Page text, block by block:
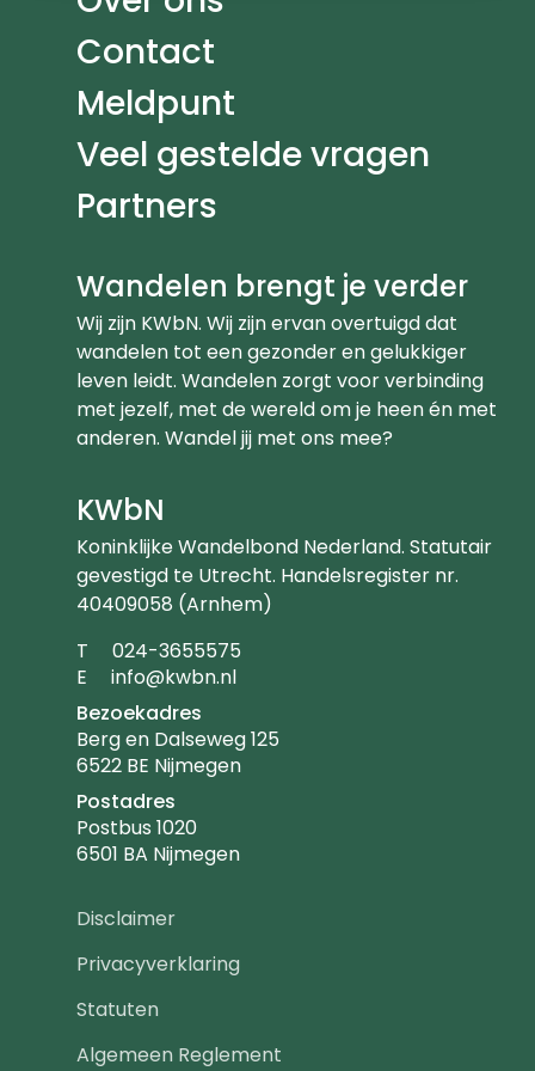
Contact
Meldpunt
Veel gestelde vragen
Partners
Wandelen brengt je verder
Wij zijn KWbN. Wij zijn ervan overtuigd dat
wandelen tot een gezonder en gelukkiger
leven leidt. Wandelen zorgt voor verbinding
met jezelf, met de wereld om je heen én met
anderen. Wandel jij met ons mee?
KWbN
Koninklijke Wandelbond Nederland. Statutair
gevestigd te Utrecht. Handelsregister nr.
40409058 (Arnhem)
T Telefoonnummer
024-3655575
E Emailadres
info@kwbn.nl
Bezoekadres
Berg en Dalseweg 125
6522 BE Nijmegen
Postadres
Postbus 1020
6501 BA Nijmegen
Footer
navigatie
Disclaimer
Privacyverklaring
Statuten
Algemeen Reglement